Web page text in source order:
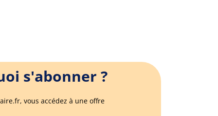
s'abonner ?
vous accédez à une offre